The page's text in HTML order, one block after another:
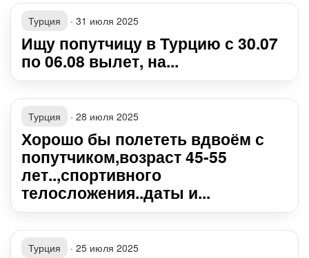
Турция · 31 июля 2025
Ищу попутчицу в Турцию с 30.07
по 06.08 вылет, на...
Турция · 28 июля 2025
Хорошо бы полететь вдвоём с
попутчиком,возраст 45-55
лет..,спортивного
телосложения..даты и...
Турция · 25 июля 2025